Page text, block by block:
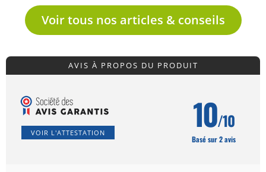
Voir tous nos articles & conseils
AVIS À PROPOS DU PRODUIT
VOIR L'ATTESTATION 10/10
Basé sur 2 avis